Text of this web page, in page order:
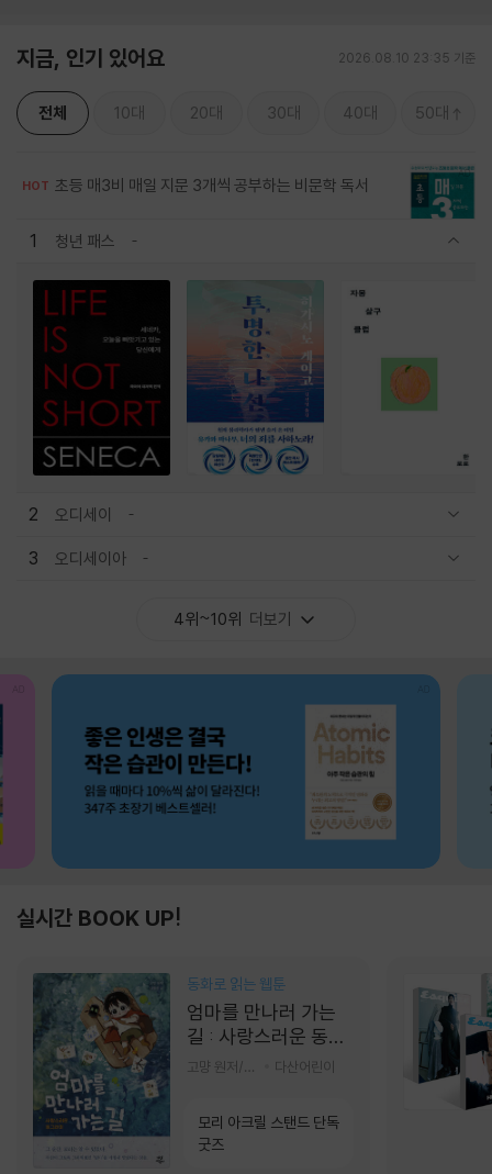
지금, 인기 있어요 2026.08.10 23:35 기준
전체 10대 20대 30대 40대 50대
HOT 초등 매3비 매일 지문 3개씩 공부하는 비문학 독서
1 청년 패스
2 오디세이
3 오디세이아
4위~10위 더보기
실시간 BOOK UP!
동화로 읽는 웹툰
엄마를 만나러 가는
길 : 사랑스러운 동그
라미
다산어린이
모리 아크릴 스탠드 단독
굿즈